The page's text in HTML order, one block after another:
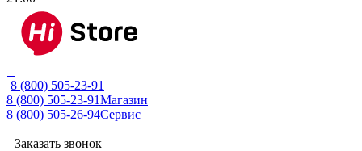
8 (800) 505-23-91
8 (800) 505-23-91Магазин
8 (800) 505-26-94Сервис
Заказать звонок